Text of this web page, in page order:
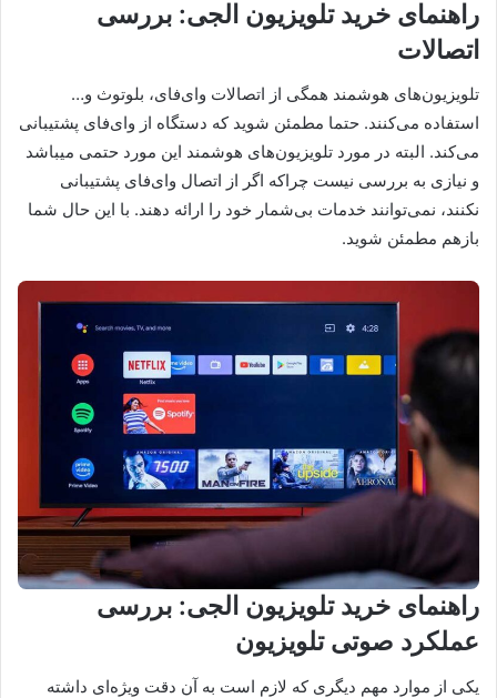
راهنمای خرید تلویزیون الجی: بررسی
اتصالات
تلویزیون‌های هوشمند همگی از اتصالات وای‌فای، بلوتوث و…
استفاده می‌کنند. حتما مطمئن شوید که دستگاه از وای‌فای پشتیبانی
می‌کند. البته در مورد تلویزیون‌های هوشمند این مورد حتمی میباشد
و نیازی به بررسی نیست چراکه اگر از اتصال وای‌فای پشتیبانی
نکنند، نمی‌توانند خدمات بی‌شمار خود را ارائه دهند. با این حال شما
بازهم مطمئن شوید.
راهنمای خرید تلویزیون الجی: بررسی
عملکرد صوتی تلویزیون
یکی از موارد مهم دیگری که لازم است به آن دقت ویژه‌ای داشته